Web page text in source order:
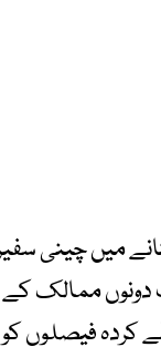
میں چینی
ممالک کے
طے کردہ